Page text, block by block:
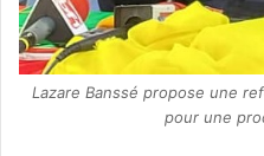
Lazare Banssé propose une
pour une